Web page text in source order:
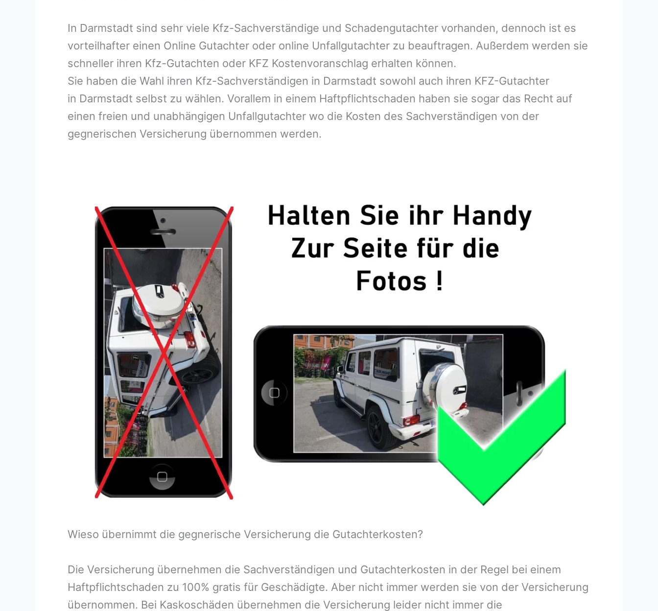
In Darmstadt sind sehr viele Kfz-Sachverständige und Schadengutachter vorhanden, dennoch ist es
vorteilhafter einen Online Gutachter oder online Unfallgutachter zu beauftragen. Außerdem werden sie
schneller ihren Kfz-Gutachten oder KFZ Kostenvoranschlag erhalten können.
Sie haben die Wahl ihren Kfz-Sachverständigen in Darmstadt sowohl auch ihren KFZ-Gutachter
in Darmstadt selbst zu wählen. Vorallem in einem Haftpflichtschaden haben sie sogar das Recht auf
einen freien und unabhängigen Unfallgutachter wo die Kosten des Sachverständigen von der
gegnerischen Versicherung übernommen werden.
Wieso übernimmt die gegnerische Versicherung die Gutachterkosten?
Die Versicherung übernehmen die Sachverständigen und Gutachterkosten in der Regel bei einem
Haftpflichtschaden zu 100% gratis für Geschädigte. Aber nicht immer werden sie von der Versicherung
übernommen. Bei Kaskoschäden übernehmen die Versicherung leider nicht immer die